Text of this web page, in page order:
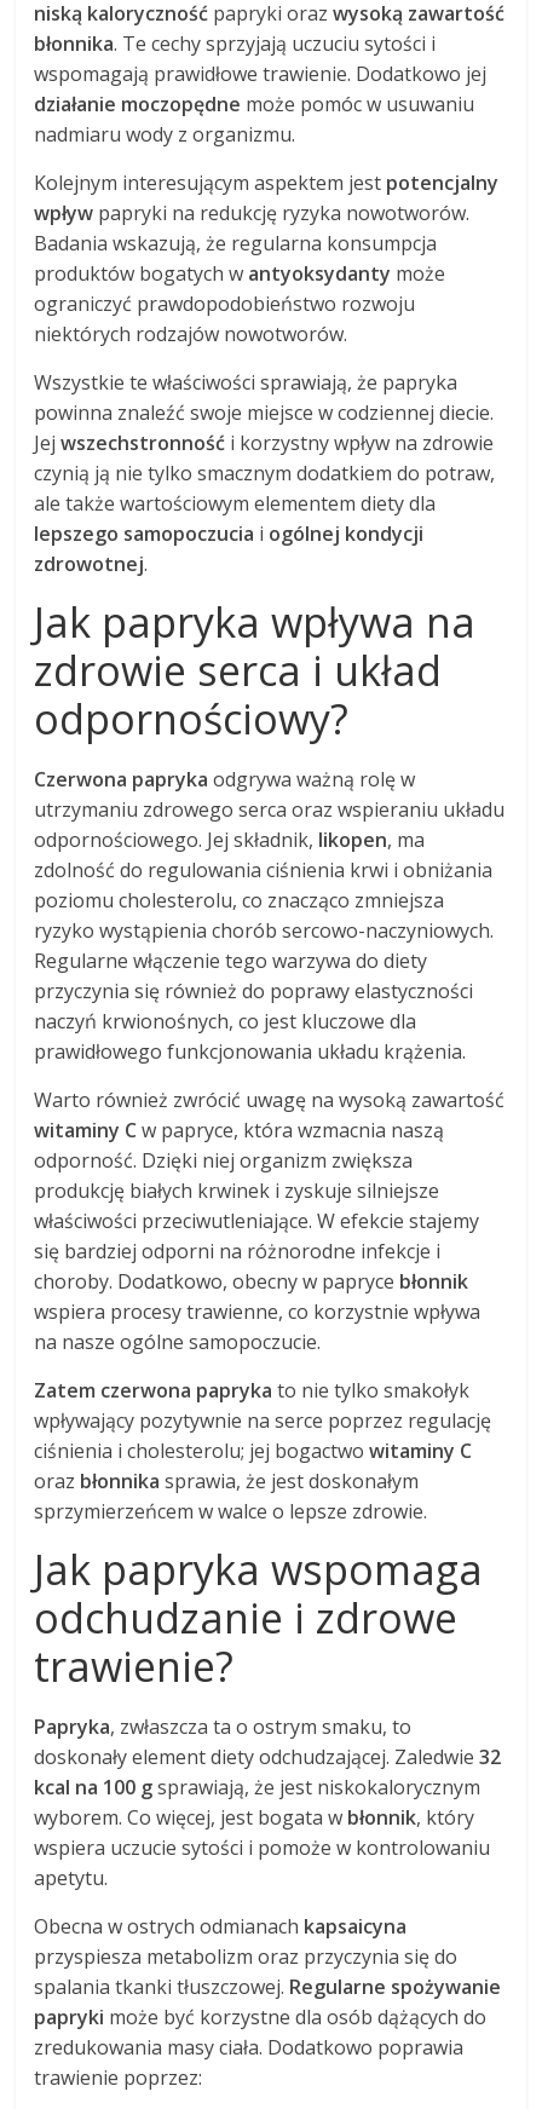
niską kaloryczność papryki orazwysoką zawartość
błonnika. Te cechy sprzyjają uczuciu sytości i
wspomagają prawidłowe trawienie. Dodatkowo jej
działanie moczopędne może pomóc w usuwaniu
nadmiaru wody z organizmu.
Kolejnym interesującym aspektem jest potencjalny
wpływ papryki na redukcję ryzyka nowotworów.
Badania wskazują, że regularna konsumpcja
produktów bogatych w antyoksydanty może
ograniczyć prawdopodobieństwo rozwoju
niektórych rodzajów nowotworów.
Wszystkie te właściwości sprawiają, że papryka
powinna znaleźć swoje miejsce w codziennej diecie.
Jejwszechstronność i korzystny wpływ na zdrowie
czynią ją nie tylko smacznym dodatkiem do potraw,
ale także wartościowym elementem diety dla
lepszego samopoczucia i ogólnej kondycji
zdrowotnej.
Jak papryka wpływa na
zdrowie serca i układ
odpornościowy?
Czerwona papryka odgrywa ważną rolę w
utrzymaniu zdrowego serca oraz wspieraniu układu
odpornościowego. Jej składnik, likopen, ma
zdolność do regulowania ciśnienia krwi i obniżania
poziomu cholesterolu, co znacząco zmniejsza
ryzyko wystąpienia chorób sercowo-naczyniowych.
Regularne włączenie tego warzywa do diety
przyczynia się również do poprawy elastyczności
naczyń krwionośnych, co jest kluczowe dla
prawidłowego funkcjonowania układu krążenia.
Warto również zwrócić uwagę na wysoką zawartość
witaminy Cw papryce, która wzmacnia naszą
odporność. Dzięki niej organizm zwiększa
produkcję białych krwinek i zyskuje silniejsze
właściwości przeciwutleniające. W efekcie stajemy
się bardziej odporni na różnorodne infekcje i
choroby. Dodatkowo, obecny w papryce błonnik
wspiera procesy trawienne, co korzystnie wpływa
na nasze ogólne samopoczucie.
Zatem czerwona papryka to nie tylko smakołyk
wpływający pozytywnie na serce poprzez regulację
ciśnienia i cholesterolu; jej bogactwowitaminy C
oraz błonnika sprawia, że jest doskonałym
sprzymierzeńcem w walce o lepsze zdrowie.
Jak papryka wspomaga
odchudzanie i zdrowe
trawienie?
Papryka, zwłaszcza ta o ostrym smaku, to
doskonały element diety odchudzającej. Zaledwie32
kcal na 100 gsprawiają, że jest niskokalorycznym
wyborem. Co więcej, jest bogata w błonnik, który
wspiera uczucie sytości i pomoże w kontrolowaniu
apetytu.
Obecna w ostrych odmianach kapsaicyna
przyspiesza metabolizm oraz przyczynia się do
spalania tkanki tłuszczowej. Regularne spożywanie
papryki może być korzystne dla osób dążących do
zredukowania masy ciała. Dodatkowo poprawia
trawienie poprzez: